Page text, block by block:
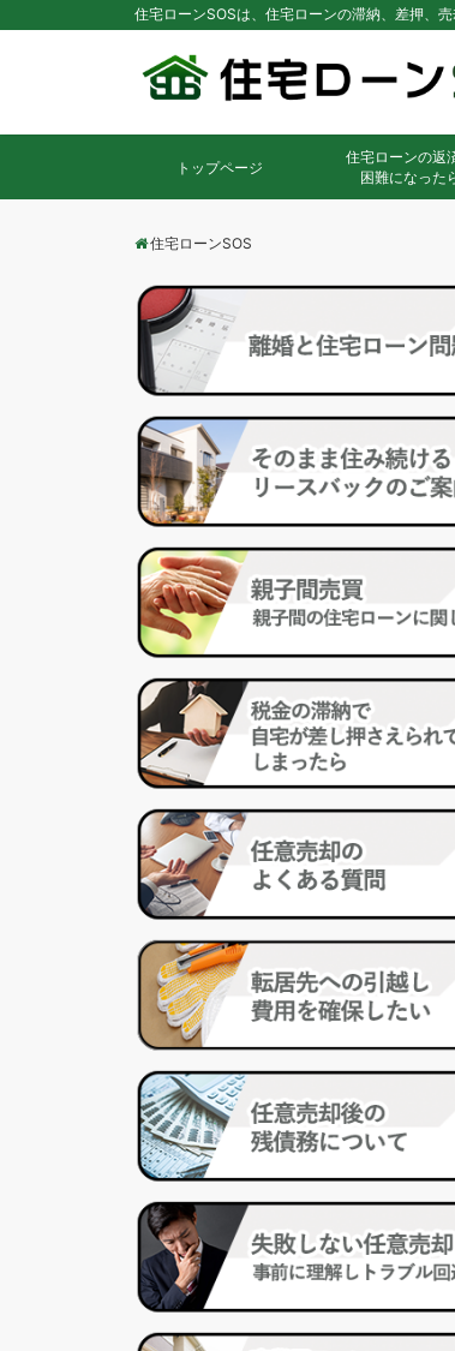
住宅ローンSOSは、住宅ローンの滞納、差押、
トップページ
住宅ローンの返
困難になった
住宅ローンSOS